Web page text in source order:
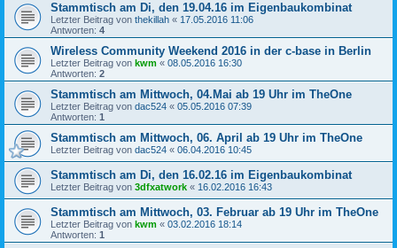
Stammtisch am Di, den 19.04.16 im Eigenbaukombinat
Letzter Beitrag von thekillah « 17.05.2016 11:06
Antworten: 4
Wireless Community Weekend 2016 in der c-base in Berlin
Letzter Beitrag von kwm « 08.05.2016 16:30
Antworten: 2
Stammtisch am Mittwoch, 04.Mai ab 19 Uhr im TheOne
Letzter Beitrag von dac524 « 05.05.2016 07:39
Antworten: 1
Stammtisch am Mittwoch, 06. April ab 19 Uhr im TheOne
Letzter Beitrag von dac524 « 06.04.2016 10:45
Stammtisch am Di, den 16.02.16 im Eigenbaukombinat
Letzter Beitrag von 3dfxatwork « 16.02.2016 16:43
Stammtisch am Mittwoch, 03. Februar ab 19 Uhr im TheOne
Letzter Beitrag von kwm « 03.02.2016 18:14
Antworten: 1